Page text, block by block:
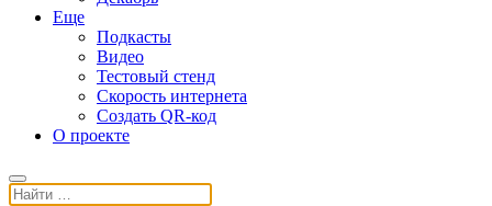
Еще
Подкасты
Видео
Тестовый стенд
Скорость интернета
Создать QR-код
О проекте
Поиск: